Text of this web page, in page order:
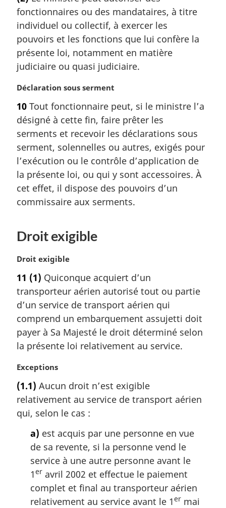
l
e
:
e
m
r
g
i
a
l
e
:
fonctionnaires ou des mandataires, à titre
individuel ou collectif, à exercer les
pouvoirs et les fonctions que lui confère la
présente loi, notamment en matière
judiciaire ou quasi judiciaire.
N
t
e
m
a
g
i
n
a
:
Déclaration sous serment
10 Tout fonctionnaire peut, si le ministre l’a
désigné à cette fin, faire prêter les
serments et recevoir les déclarations sous
serment, solennelles ou autres, exigés pour
l’exécution ou le contrôle d’application de
la présente loi, ou qui y sont accessoires. À
cet effet, il dispose des pouvoirs d’un
commissaire aux serments.
Droit exigible
N
t
e
m
a
g
i
a
l
e
:
Droit exigible
11 (1) Quiconque acquiert d’un
transporteur aérien autorisé tout ou partie
d’un service de transport aérien qui
comprend un embarquement assujetti doit
payer à Sa Majesté le droit déterminé selon
la présente loi relativement au service.
N
t
e
m
Exceptions
(1.1) Aucun droit n’est exigible
relativement au service de transport aérien
qui, selon le cas :
a) est acquis par une personne en vue
de sa revente, si la personne vend le
service à une autre personne avant le
1er avril 2002 et effectue le paiement
complet et final au transporteur aérien
relativement au service avant le 1er mai